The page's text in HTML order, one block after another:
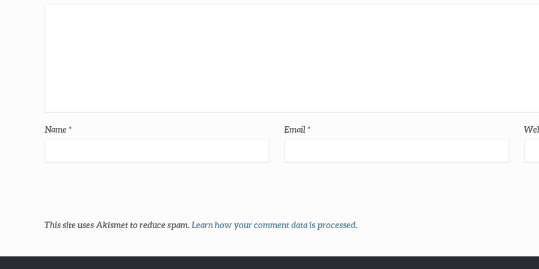
Name* Email*
This site uses Akismet to reduce spam. Learn how your comment data is processed.